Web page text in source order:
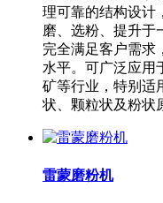
理可靠的结构设计
磨、选粉、提升于
完全满足客户需求
水平。可广泛应用
矿等行业，特别适
状、颗粒状及粉状
雷蒙磨粉机